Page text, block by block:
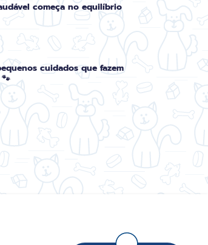
começa no equilíbrio
cuidados que fazem